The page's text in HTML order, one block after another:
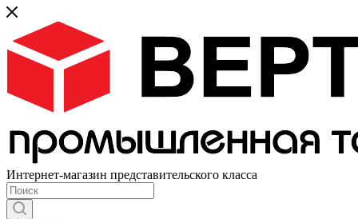
Интернет-магазин представительского класса